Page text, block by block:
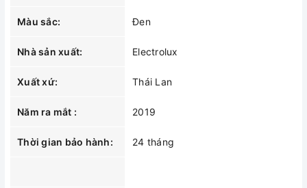
Màu sắc: Đen
Nhà sản xuất: Electrolux
Xuất xứ: Thái Lan
Năm ra mắt : 2019
Thời gian bảo hành: 24 tháng